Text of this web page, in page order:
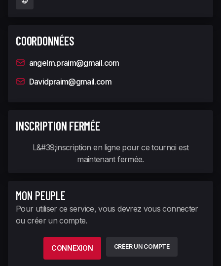
COORDONNÉES
angelm.praim@gmail.com
Davidpraim@gmail.com
INSCRIPTION FERMÉE
L&#39;inscription en ligne pour ce tournoi est
maintenant fermée.
MON PEUPLE
Pour utiliser ce service, vous devrez vous connecter
ou créer un compte.
CONNEXION CRÉER UN COMPTE